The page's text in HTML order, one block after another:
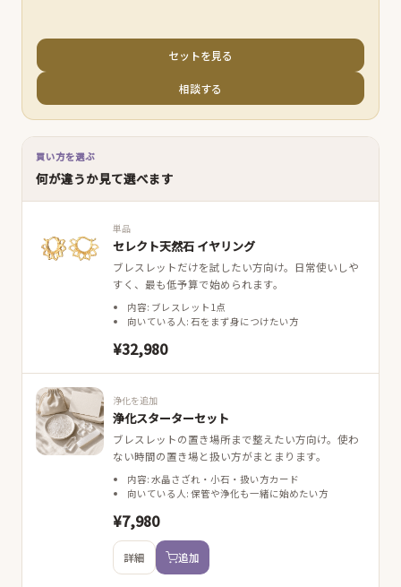
セットを見る
相談する
買い方を選ぶ
何が違うか見て選べます
単品
セレクト天然石 イヤリング
ブレスレットだけを試したい方向け。日常使いしや
すく、最も低予算で始められます。
内容: ブレスレット1点
向いている人: 石をまず身につけたい方
¥32,980
浄化を追加
浄化スターターセット
ブレスレットの置き場所まで整えたい方向け。使わ
ない時間の置き場と扱い方がまとまります。
内容: 水晶さざれ・小石・扱い方カード
向いている人: 保管や浄化も一緒に始めたい方
¥7,980
詳細 追加